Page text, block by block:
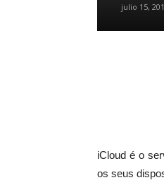
julio 15,
iCloud é o
os seus